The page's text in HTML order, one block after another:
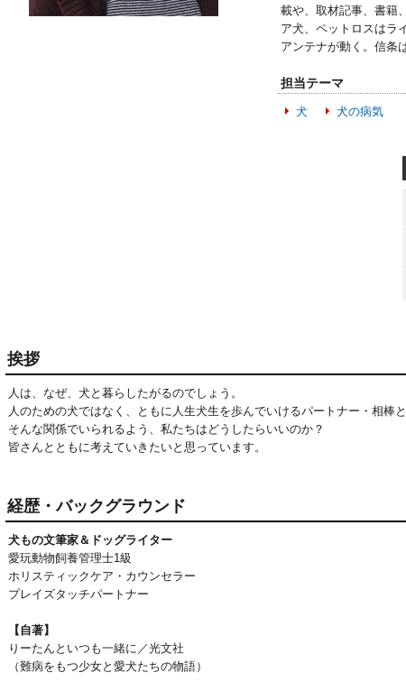
載や、取材記事、書籍
ア犬、ペットロスはラ
アンテナが動く。信条
担当テーマ
犬 犬の病気
挨拶
人は、なぜ、犬と暮らしたがるのでしょう。
人のための犬ではなく、ともに人生犬生を歩んでいけるパートナー・相棒
そんな関係でいられるよう、私たちはどうしたらいいのか？
皆さんとともに考えていきたいと思っています。
経歴・バックグラウンド
犬もの文筆家＆ドッグライター
愛玩動物飼養管理士1級
ホリスティックケア・カウンセラー
プレイズタッチパートナー
【自著】
りーたんといつも一緒に／光文社
（難病をもつ少女と愛犬たちの物語）